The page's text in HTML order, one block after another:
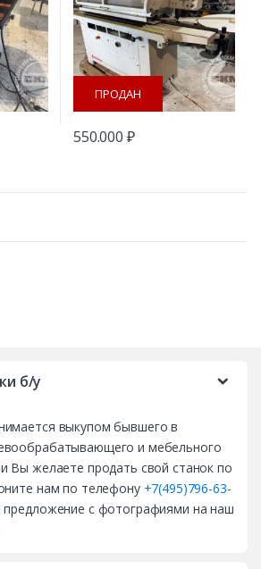
ПРОДАН
550.000 ₽
б/у
выкупом бывшего в
и мебельного
Вы желаете продать свой станок по
нам по телефону +7(495)796-63-
предложение с фотографиями на наш